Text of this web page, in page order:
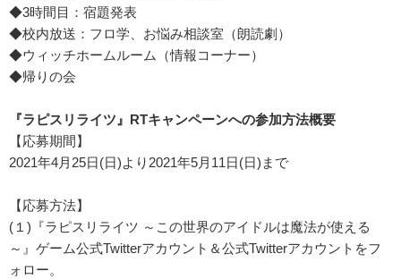
◆3時間目：宿題発表
◆校内放送：フロ学、お悩み相談室（朗読劇）
◆ウィッチホームルーム（情報コーナー）
◆帰りの会
『ラピスリライツ』RTキャンペーンへの参加方法概要
【応募期間】
2021年4月25日(日)より2021年5月11日(日)まで
【応募方法】
(１)『ラピスリライツ ～この世界のアイドルは魔法が使える
～』ゲーム公式Twitterアカウント＆公式Twitterアカウントをフ
ォロー。